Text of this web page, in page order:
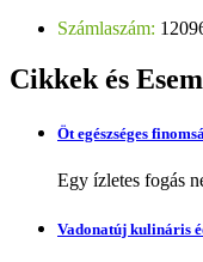
Számlaszám:
Cikkek és
Öt egészséges
Egy ízletes fogás
Vadonatúj kulináris